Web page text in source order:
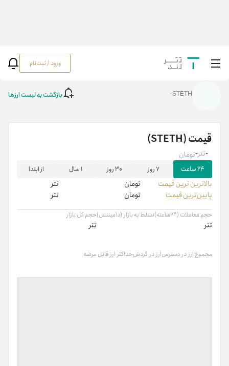
ورود / ثبت‌نام خانه رمزارزها/
STETH
STETH- بازگشت به لیست ارزها
قیمت(STETH)
-تومان -تتر
۲۴ ساعت ۷ روز ۳۰ روز ۱ سال از ابتدا
بالاترین ‌ترین قیمت تومان
تتر
پایین‌ترین قیمت
تومان تتر
حجم معاملات (۲۴ساعته)
تتر
تسلط به بازار (دامیننس)حجم کل بازار
تتر
مجموع ارز در دسترسارز در گردشحداکثر ارز قابل عرضه